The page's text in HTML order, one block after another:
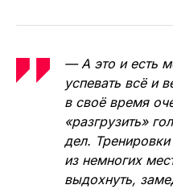
— А это и есть
успевать всё и
в своё время
«разгрузить»
дел.
из немногих
выдохнуть,